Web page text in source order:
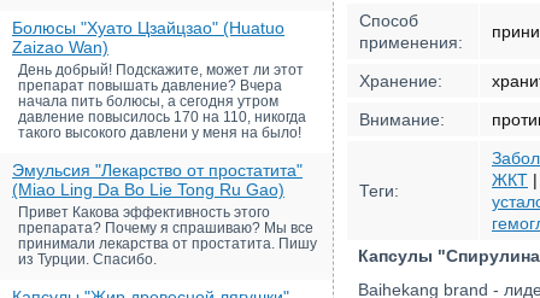
Болюсы "Хуато Цзайцзао" (Huatuo
Zaizao Wan)
День добрый! Подскажите, может ли этот
препарат повышать давление? Вчера
начала пить болюсы, а сегодня утром
давление повысилось 170 на 110, никогда
такого высокого давлени у меня на было!
Эмульсия "Лекарство от простатита"
(Miao Ling Da Bo Lie Tong Ru Gao)
Привет Какова эффективность этого
препарата? Почему я спрашиваю? Мы все
принимали лекарства от простатита. Пишу
из Турции. Спасибо.
Способ
применения:
Хранение:
Внимание:
Теги:
ЖКТ
Капсулы
Baihekang brand -